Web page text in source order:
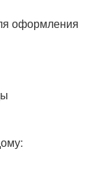
оформления